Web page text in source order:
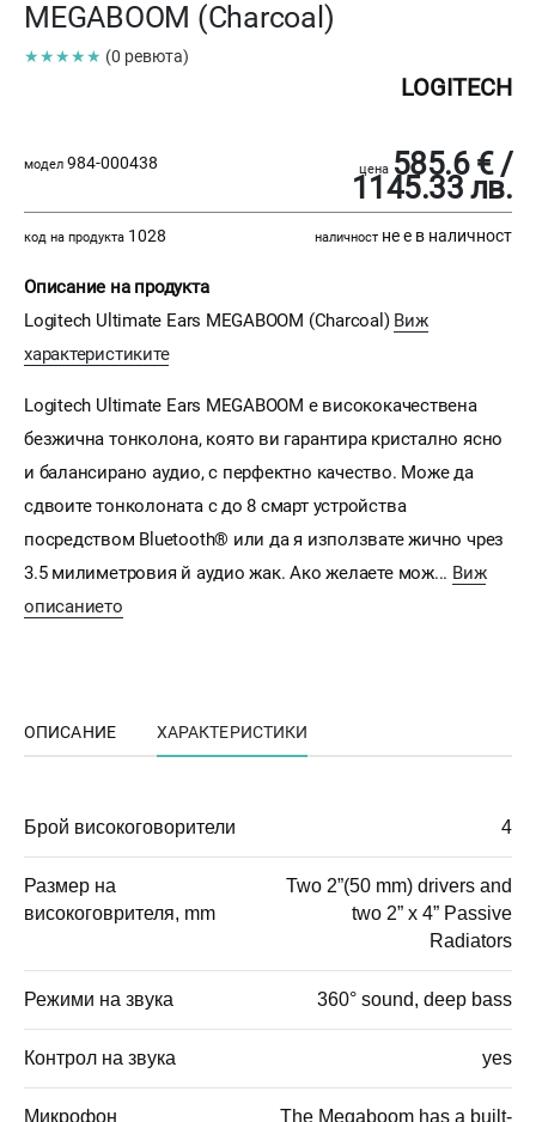
MEGABOOM (Charcoal)
★★★★★ (0 ревюта)
LOGITECH
модел 984-000438 цена 585.6 € /
1145.33 лв.
код на продукта 1028 наличност не е в наличност
Описание на продукта
Logitech Ultimate Ears MEGABOOM (Charcoal) Виж
характеристиките
Logitech Ultimate Ears MEGABOOM е висококачествена
безжична тонколона, която ви гарантира кристално ясно
и балансирано аудио, с перфектно качество. Може да
сдвоите тонколоната с до 8 смарт устройства
посредством Bluetooth® или да я използвате жично чрез
3.5 милиметровия й аудио жак. Ако желаете мож... Виж
описанието
ОПИСАНИЕ ХАРАКТЕРИСТИКИ
Брой високоговорители 4
Размер на
високоговрителя, mm
Two 2”(50 mm) drivers and
two 2” x 4” Passive
Radiators
Режими на звука 360° sound, deep bass
Контрол на звука yes
Микрофон The Megaboom has a built-